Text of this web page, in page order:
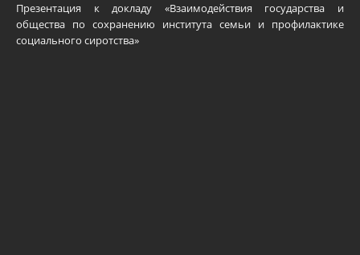
Презентация к докладу «Взаимодействия государства и
общества по сохранению института семьи и профилактике
социального сиротства»